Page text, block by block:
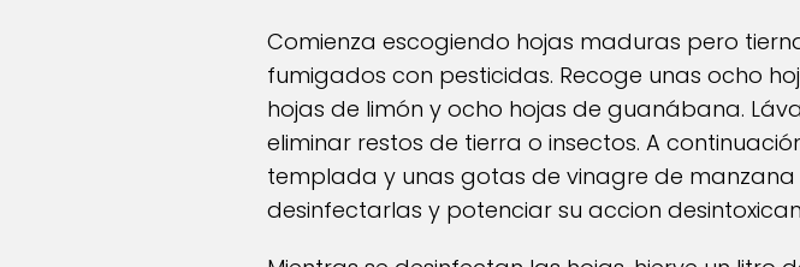
Comienza escogiendo hojas maduras pero
fumigados con pesticidas. Recoge unas ocho
hojas de limón y ocho hojas de guanábana.
eliminar restos de tierra o insectos. A
templada y unas gotas de vinagre de
desinfectarlas y potenciar su accion